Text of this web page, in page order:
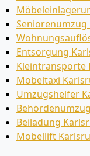
Seniorenumzug
Entsorgung
Kleintransporte
Möbeltaxi
Umzugshelfer
Beiladung
Möbellift